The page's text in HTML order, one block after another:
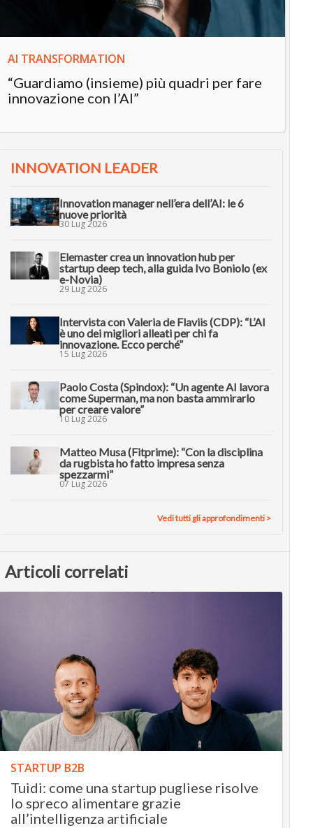
AI TRANSFORMATION
“Guardiamo (insieme) più quadri per fare
innovazione con l’AI”
INNOVATION LEADER
Innovation manager nell’era dell’AI: le 6
nuove priorità
30 Lug 2026
Elemaster crea un innovation hub per
startup deep tech, alla guida Ivo Boniolo (ex
e-Novia)
29 Lug 2026
Intervista con Valeria de Flaviis (CDP): “L’AI
è uno dei migliori alleati per chi fa
innovazione. Ecco perché”
15 Lug 2026
Paolo Costa (Spindox): “Un agente AI lavora
come Superman, ma non basta ammirarlo
per creare valore”
10 Lug 2026
Matteo Musa (Fitprime): “Con la disciplina
da rugbista ho fatto impresa senza
spezzarmi”
07 Lug 2026
Vedi tutti gli approfondimenti >
Articoli correlati
STARTUP B2B
Tuidi: come una startup pugliese risolve
lo spreco alimentare grazie
all’intelligenza artificiale